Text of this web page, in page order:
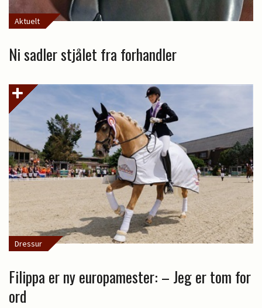
Aktuelt
Ni sadler stjålet fra forhandler
Dressur
Filippa er ny europamester: – Jeg er tom for
ord